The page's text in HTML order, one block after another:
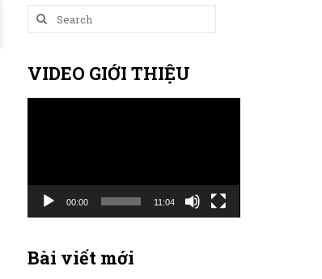
Search
for:
VIDEO GIỚI THIỆU
00:00 11:04
Bài viết mới